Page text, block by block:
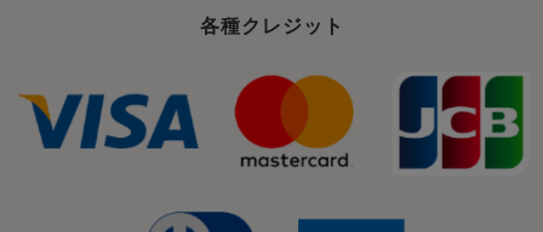
各種クレジット